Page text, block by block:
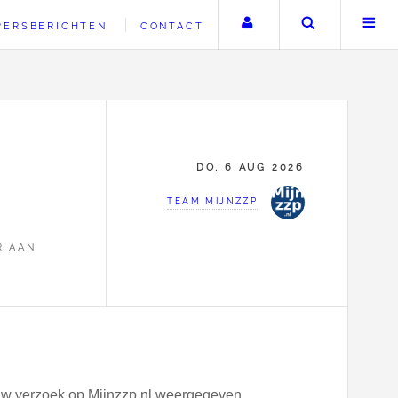
CONTACT Uw accountZoeken
AAN
DO, 6 AUG 2026
TEAM MIJNZZP
verzoek op Mijnzzp.nl weergegeven.